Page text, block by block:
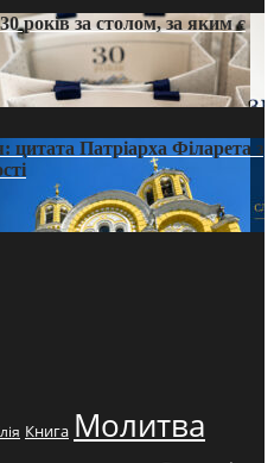
років за столом, за яким є
цитата Патріарха Філарета з
Книга Молитва